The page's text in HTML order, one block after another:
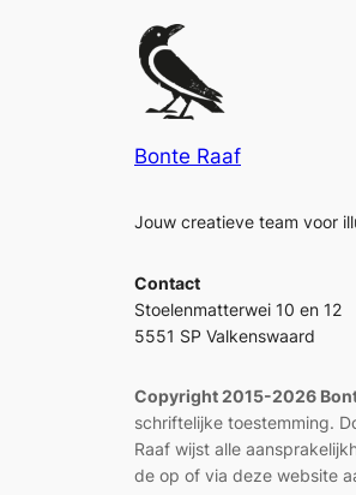
Bonte Raaf
Jouw creatieve team voor
Contact
Stoelenmatterwei 10 en 12
5551 SP Valkenswaard
Copyright 2015-2026
schriftelijke toestemming.
Raaf wijst alle
de op of via deze website